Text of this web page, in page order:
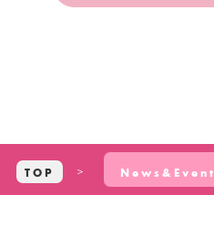
TOP News&Event